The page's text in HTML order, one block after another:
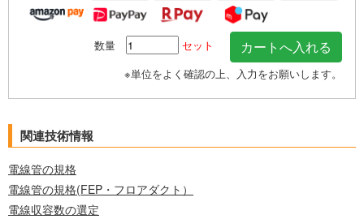
数量
セット
※単位をよく確認の上、入力をお願いします。
関連技術情報
電線管の規格
電線管の規格(FEP・フロアダクト）
電線収容数の選定